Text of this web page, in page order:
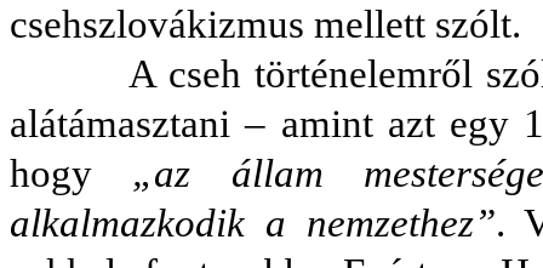
csehszlovákizmus mellett szólt.
A cseh történelemről szóló
alátámasztani – amint azt egy
hogy „az állam
alkalmazkodik a nemzethez”.